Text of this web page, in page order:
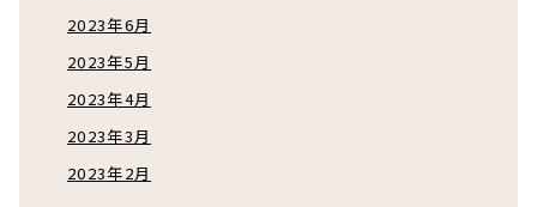
2023年6月
2023年5月
2023年4月
2023年3月
2023年2月